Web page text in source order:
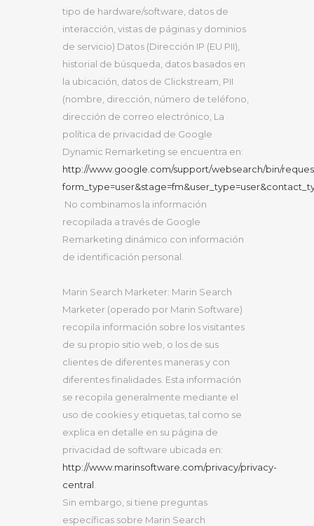
tipo de hardware/software, datos de
interacción, vistas de páginas y dominios
de servicio) Datos (Dirección IP (EU PII),
historial de búsqueda, datos basados ​​en
la ubicación, datos de Clickstream, PII
(nombre, dirección, número de teléfono,
dirección de correo electrónico, La
política de privacidad de Google
Dynamic Remarketing se encuentra en:
http://www.google.com/support/websearch/bin/
No combinamos la información
recopilada a través de Google
Remarketing dinámico con información
de identificación personal.
Marin Search Marketer: Marin Search
Marketer (operado por Marin Software)
recopila información sobre los visitantes
de su propio sitio web, o los de sus
clientes de diferentes maneras y con
diferentes finalidades. Esta información
se recopila generalmente mediante el
uso de cookies y etiquetas, tal como se
explica en detalle en su página de
privacidad de software ubicada en:
http://www.marinsoftware.com/privacy/privacy-
central
Sin embargo, si tiene preguntas
específicas sobre Marin Search